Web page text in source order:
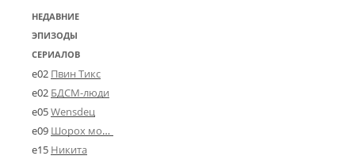
НЕДАВНИЕ
ЭПИЗОДЫ
СЕРИАЛОВ
e02 Пвин Тикс
e02 БДСМ-люди
e05Wensdeц
e09 Шорох мозговины
e15 Никита